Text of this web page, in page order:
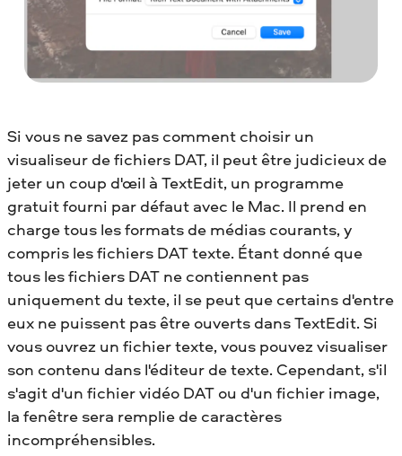
Si vous ne savez pas comment choisir un
visualiseur de fichiers DAT, il peut être judicieux de
jeter un coup d'œil à TextEdit, un programme
gratuit fourni par défaut avec le Mac. Il prend en
charge tous les formats de médias courants, y
compris les fichiers DAT texte. Étant donné que
tous les fichiers DAT ne contiennent pas
uniquement du texte, il se peut que certains d'entre
eux ne puissent pas être ouverts dans TextEdit. Si
vous ouvrez un fichier texte, vous pouvez visualiser
son contenu dans l'éditeur de texte. Cependant, s'il
s'agit d'un fichier vidéo DAT ou d'un fichier image,
la fenêtre sera remplie de caractères
incompréhensibles.